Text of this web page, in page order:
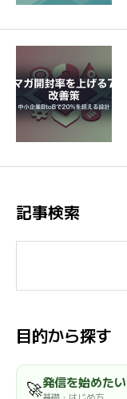
記事検索
対
:目的から探す
🚀発信を始めたい
基礎・はじめ方